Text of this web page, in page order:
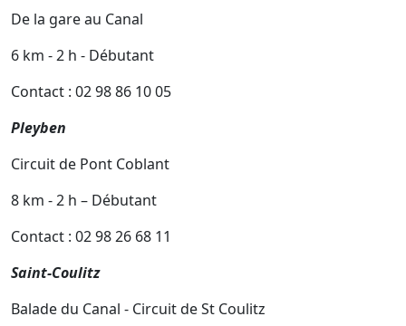
De la gare au Canal
6 km - 2 h - Débutant
Contact : 02 98 86 10 05
Pleyben
Circuit de Pont Coblant
8 km - 2 h – Débutant
Contact : 02 98 26 68 11
Saint-Coulitz
Balade du Canal - Circuit de St Coulitz